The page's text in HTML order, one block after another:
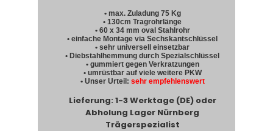
• max. Zuladung 75 Kg
• 130cm Tragrohrlänge
• 60 x 34 mm oval Stahlrohr
• einfache Montage via Sechskantschlüssel
• sehr universell einsetzbar
• Diebstahlhemmung durch Spezialschlüssel
• gummiert gegen Verkratzungen
• umrüstbar auf viele weitere PKW
• Unser Urteil: sehr empfehlenswert
Lieferung: 1-3 Werktage (DE) oder
Abholung Lager Nürnberg
Trägerspezialist